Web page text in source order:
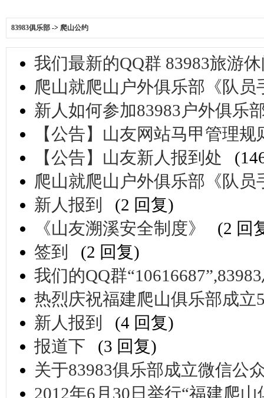
83983俱乐部 -> 爬山公约
我们最新的QQ群 83983旅游
爬山就爬山户外俱乐部《队
新人如何参加83983户外俱乐
【公告】山友网站马甲管理规
【公告】山友新人报到处
爬山就爬山户外俱乐部《队
新人报到
(2 回复)
《山友溯溪安全制度》
(2 回
签到
(2 回复)
我们的QQ群
热烈庆祝福建爬山俱乐部成立
新人报到
(4 回复)
报道下
(3 回复)
关于83983俱乐部成立微信公
2012年6月30日举行“福建爬